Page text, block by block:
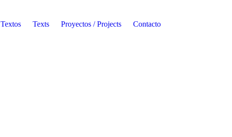
Textos Texts Proyectos / Projects Contacto